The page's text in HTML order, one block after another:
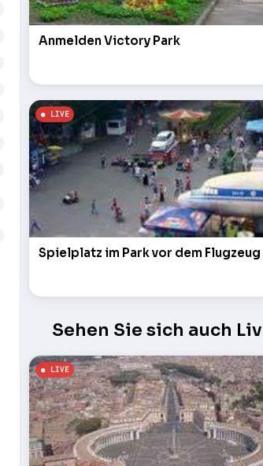
Anmelden Victory Park
Spielplatz im Park vor dem Flugzeug
Sehen Sie sich auch